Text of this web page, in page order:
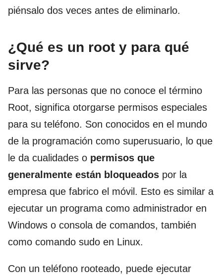
piénsalo dos veces antes de eliminarlo.
¿Qué es un root y para qué
sirve?
Para las personas que no conoce el término
Root, significa otorgarse permisos especiales
para su teléfono. Son conocidos en el mundo
de la programación como superusuario, lo que
le da cualidades o permisos que
generalmente están bloqueados por la
empresa que fabrico el móvil. Esto es similar a
ejecutar un programa como administrador en
Windows o consola de comandos, también
como comando sudo en Linux.
Con un teléfono rooteado, puede ejecutar